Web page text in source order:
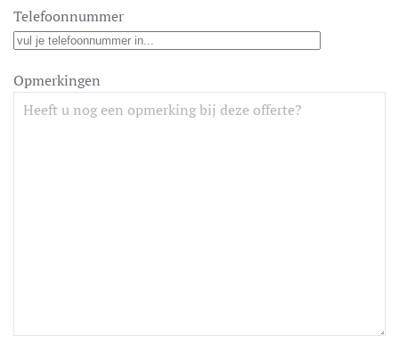
Telefoonnummer
Opmerkingen